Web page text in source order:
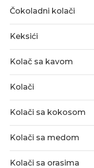
Čokoladni kolači
Keksići
Kolač sa kavom
Kolači
Kolači sa kokosom
Kolači sa medom
Kolači sa orasima